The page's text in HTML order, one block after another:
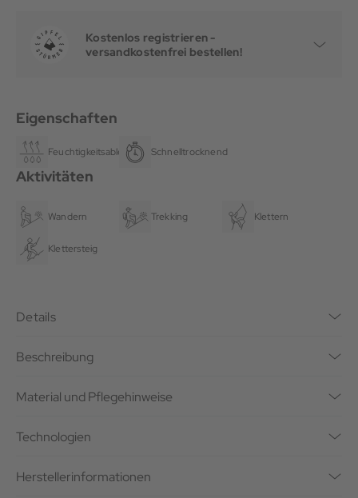
Kostenlos registrieren -
versandkostenfrei bestellen!
Eigenschaften
Feuchtigkeitsableitend Schnelltrocknend
Aktivitäten
Wandern Trekking Klettern
Klettersteig
Details
Beschreibung
Material und Pflegehinweise
Technologien
Herstellerinformationen